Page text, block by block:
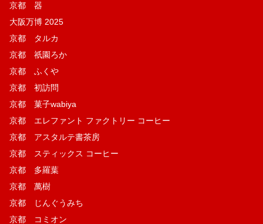
京都 器
大阪万博 2025
京都 タルカ
京都 祇園ろか
京都 ふくや
京都 初訪問
京都 菓子wabiya
京都 エレファント ファクトリー コーヒー
京都 アスタルテ書茶房
京都 スティックス コーヒー
京都 多羅葉
京都 萬樹
京都 じんぐうみち
京都 コミオン